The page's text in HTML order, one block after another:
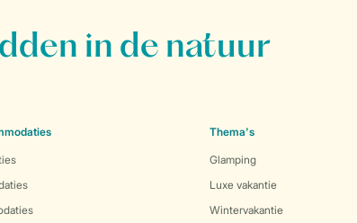
in de natuur
Thema's
Glamping
Luxe vakantie
Wintervakantie